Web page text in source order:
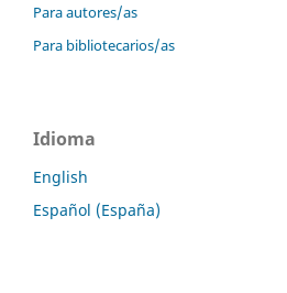
Para autores/as
Para bibliotecarios/as
Idioma
English
Español (España)